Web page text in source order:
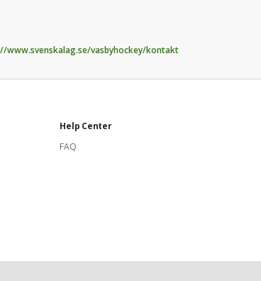
www.svenskalag.se/vasbyhockey/kontakt
Help Center
FAQ